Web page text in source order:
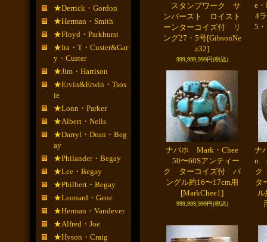
★Derrick・Gordon
★Herman・Smith
★Floyd・Parkhurst
★Ira・T・Custer&Gar
y・Custer
★Jim・Harrison
★Ervin&Erwin・Tsos
ie
★Lonn・Parker
★Albert・Nells
★Darryl・Dean・Beg
ay
★Philander・Begay
★Lee・Begay
★Philbert・Begay
★Leonard・Gene
★Herman・Vandever
★Alfred・Joe
★Hyson・Craig
スタンプワーク サ
ンバースト ロイスト
ーンターコイズ付 リ
ング27・5号[GibsonNe
z32]
999,999,999円(税込)
e
4
5
ナバホ Mark・Chee
50〜60Sアンティー
ク ターコイズ付 バ
ングル約16〜17cm用
[MarkChee1]
999,999,999円(税込)
ナ
n
ク
タ
ル